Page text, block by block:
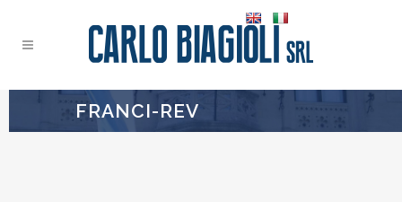
FRANCI-REV